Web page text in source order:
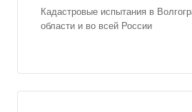
Кадастровые испытания в
области и во всей России